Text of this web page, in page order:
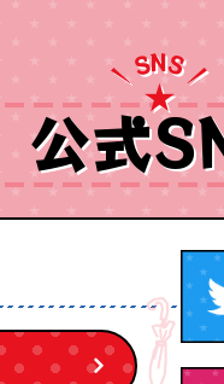
SNS
公式